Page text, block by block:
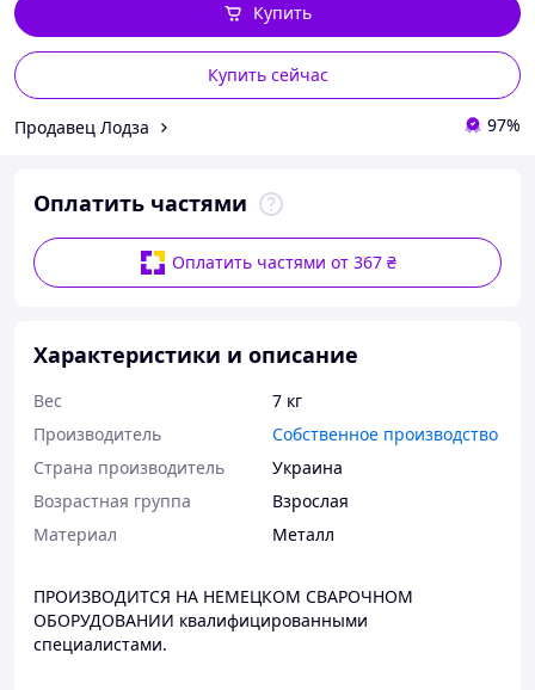
Купить сейчас
Купить
Продавец Лодза 97%
Оплатить частями
Оплатить частями от 367 ₴
Характеристики и описание
Вес
7 кг
Производитель
Собственное производство
Страна производитель
Украина
Возрастная группа
Взрослая
Материал
Металл
ПРОИЗВОДИТСЯ НА НЕМЕЦКОМ СВАРОЧНОМ
ОБОРУДОВАНИИ квалифицированными
специалистами.